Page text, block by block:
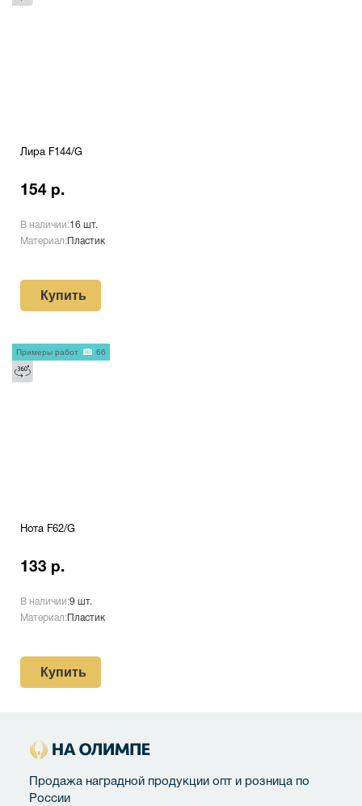
Лира F144/G
154 р.
В наличии:16 шт.
Материал: Пластик
Купить
Нота F62/G
133 р.
В наличии:9 шт.
Материал: Пластик
Купить
Примеры работ 66
Продажа наградной продукции опт и розница по
России